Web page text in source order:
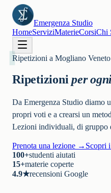
Emergenza Studio
HomeServiziMaterieCorsiChi
Ripetizioni a Mogliano Veneto
Ripetizioni per
Da Emergenza Studio diamo
propri voti e a crearsi un
Lezioni individuali, di gruppo
Prenota una lezione → Scopri
100+studenti aiutati
15+materie coperte
4.9★recensioni Google